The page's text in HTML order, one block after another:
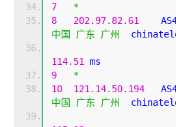
7
*
8
202.97. 82.61
中国
广东 广州
114.51
ms
9
*
10
121.14. 50.194
中国
广东 广州